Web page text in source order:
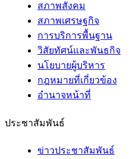
สภาพสังคม
สภาพเศรษฐกิจ
การบริการพื้นฐาน
วิสัยทัศน์และพันธกิจ
นโยบายผู้บริหาร
กฎหมายที่เกี่ยวข้อง
อํานาจหน้าที่
ประชาสัมพันธ์
ข่าวประชาสัมพันธ์